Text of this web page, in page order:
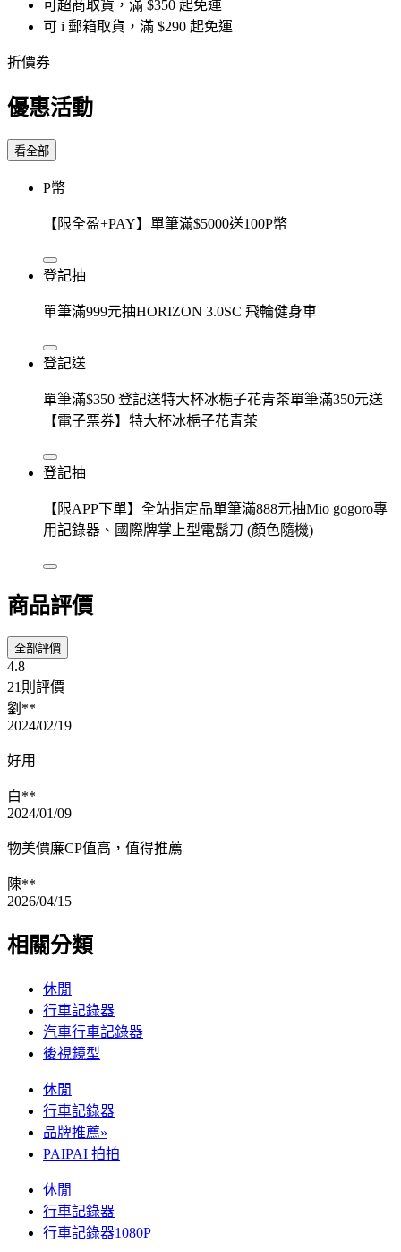
可超商取貨，滿 $350 起免運
可 i 郵箱取貨，滿 $290 起免運
折價券
優惠活動
看全部
P幣
【限全盈+PAY】單筆滿$5000送100P幣
登記抽
單筆滿999元抽HORIZON 3.0SC 飛輪健身車
登記送
單筆滿$350 登記送特大杯冰梔子花青茶單筆滿350元送
【電子票券】特大杯冰梔子花青茶
登記抽
【限APP下單】全站指定品單筆滿888元抽Mio gogoro專
用記錄器、國際牌掌上型電鬍刀 (顏色隨機)
商品評價
全部評價
4.8
21則評價
劉**
2024/02/19
好用
白**
2024/01/09
物美價廉CP值高，值得推薦
陳**
2026/04/15
相關分類
休閒
行車記錄器
汽車行車記錄器
後視鏡型
休閒
行車記錄器
品牌推薦»
PAIPAI 拍拍
休閒
行車記錄器
行車記錄器1080P